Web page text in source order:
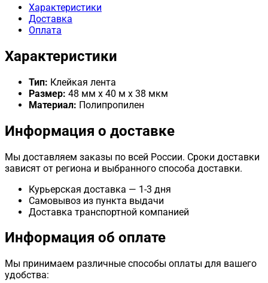
мкм
Характеристики
Доставка
Оплата
Характеристики
Тип: Клейкая лента
Размер: 48 мм x 40 м x 38 мкм
Материал: Полипропилен
Информация о доставке
Мы доставляем заказы по всей России. Сроки доставки
зависят от региона и выбранного способа доставки.
Курьерская доставка — 1-3 дня
Самовывоз из пункта выдачи
Доставка транспортной компанией
Информация об оплате
Мы принимаем различные способы оплаты для вашего
удобства: